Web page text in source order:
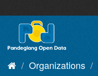
to
content
Organizations